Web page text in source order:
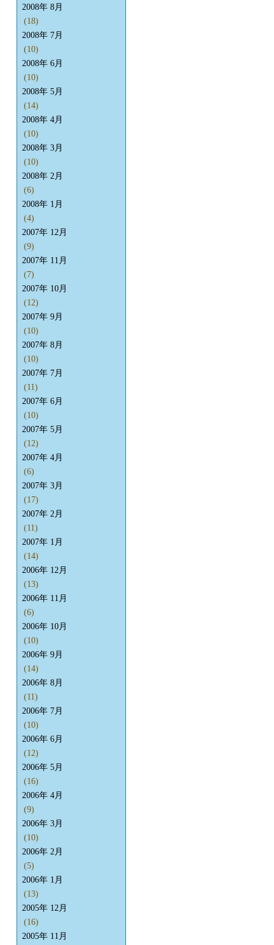
2008年 8月
(18)
2008年 7月
(10)
2008年 6月
(10)
2008年 5月
(14)
2008年 4月
(10)
2008年 3月
(10)
2008年 2月
(6)
2008年 1月
(4)
2007年 12月
(9)
2007年 11月
(7)
2007年 10月
(12)
2007年 9月
(10)
2007年 8月
(10)
2007年 7月
(11)
2007年 6月
(10)
2007年 5月
(12)
2007年 4月
(6)
2007年 3月
(17)
2007年 2月
(11)
2007年 1月
(14)
2006年 12月
(13)
2006年 11月
(6)
2006年 10月
(10)
2006年 9月
(14)
2006年 8月
(11)
2006年 7月
(10)
2006年 6月
(12)
2006年 5月
(16)
2006年 4月
(9)
2006年 3月
(10)
2006年 2月
(5)
2006年 1月
(13)
2005年 12月
(16)
2005年 11月